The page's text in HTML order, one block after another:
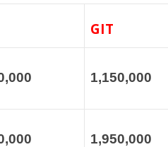
GIT
1,150,000
1,950,000